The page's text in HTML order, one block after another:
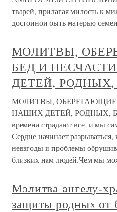
тварей, прилагая милость к
достойной быть матерью
МОЛИТВЫ,
БЕД И
ДЕТЕЙ, РОДНЫХ,
МОЛИТВЫ, ОБЕРЕГАЮЩИЕ
НАШИХ ДЕТЕЙ, РОДНЫХ,
времена страдают все, и мы
Сердце начинает
невзгоды и проблемы
близких нам людей.Чем мы
Молитва ангелу-
защиты родных от